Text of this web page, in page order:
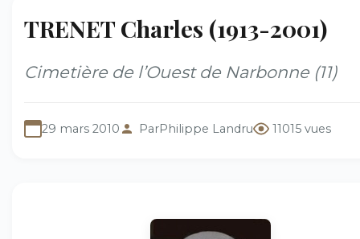
TRENET Charles (1913-2001)
Cimetière de l’Ouest de Narbonne (11)
29 mars 2010 ParPhilippe Landru 11015 vues